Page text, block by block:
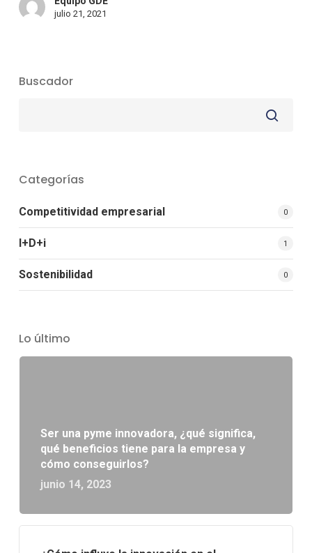
julio 21, 2021
Buscador
Categorías
Competitividad empresarial 0
I+D+i 1
Sostenibilidad 0
Lo último
Ser una pyme innovadora, ¿qué significa,
qué beneficios tiene para la empresa y
cómo conseguirlos?
junio 14, 2023